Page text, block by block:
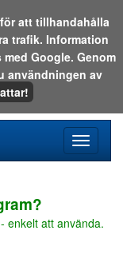
meny
enkelt att använda.
att tillhandahålla
trafik. Information
Google. Genom
användningen av